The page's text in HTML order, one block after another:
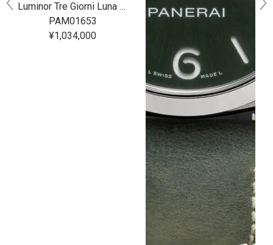
Luminor Tre Giorni Luna Rossa 44MM
PAM01653
¥1,034,000